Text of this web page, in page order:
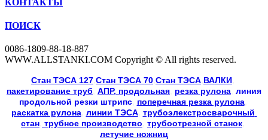
ПОИСК
0086-1809-88-18-887
WWW.ALLSTANKI.COM Copyright © All rights reserved.
Cтан ТЭСА 127 Cтан ТЭСА 70 Cтан ТЭСА ВАЛКИ
пакетирование труб АПР, продольная резка рулона линия
продольной резки штрипс, поперечная резка рулона
раскатка рулона, линии ТЭСА, трубоэлекстросварочный
стан трубное производство трубоотрезной станок
летучие ножниц